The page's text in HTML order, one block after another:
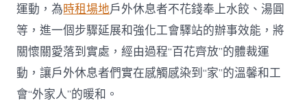
運動，為時租場地戶外休息者不花錢奉上水餃、湯圓
等，進一個步驟延展和強化工會驛站的辦事效能，將
關懷關愛落到實處，經由過程“百花齊放”的體裁運
動，讓戶外休息者們實在感觸感染到“家”的溫馨和工
會“外家人”的暖和。